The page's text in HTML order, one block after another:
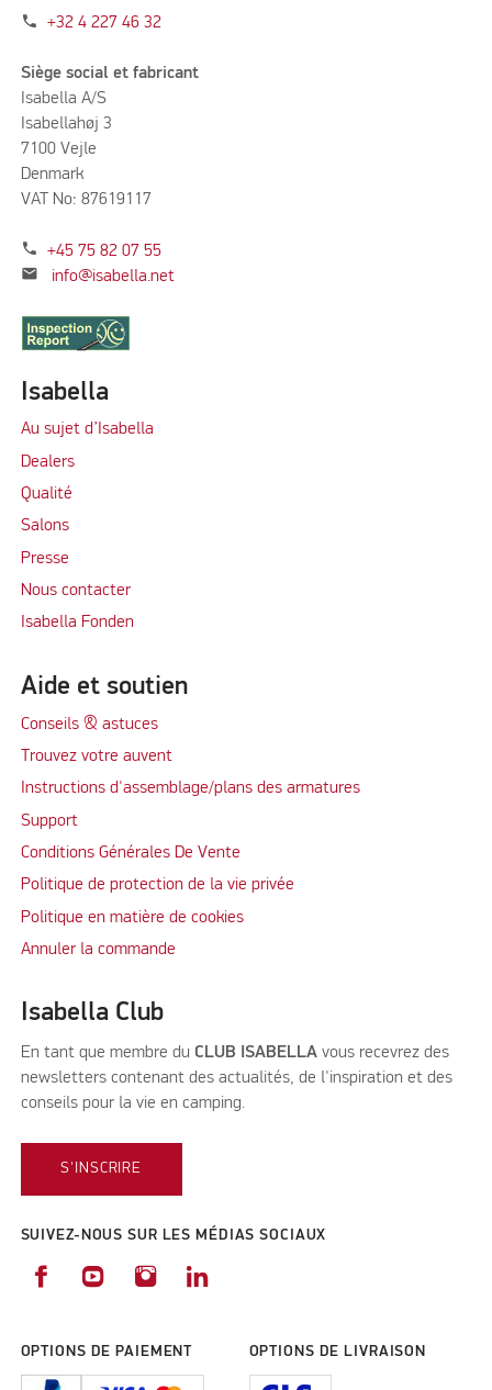
phone +32 4 227 46 32
Siège social et fabricant
Isabella A/S
Isabellahøj 3
7100 Vejle
Denmark
VAT No: 87619117
phone +45 75 82 07 55
mail info@isabella.net
Isabella
Au sujet d’Isabella
Dealers
Qualité
Salons
Presse
Nous contacter
Isabella Fonden
Aide et soutien
Conseils & astuces
Trouvez votre auvent
Instructions d'assemblage/plans des armatures
Support
Conditions Générales De Vente
Politique de protection de la vie privée
Politique en matière de cookies
Annuler la commande
Isabella Club
En tant que membre du CLUB ISABELLA vous recevrez des
newsletters contenant des actualités, de l'inspiration et des
conseils pour la vie en camping.
S'INSCRIRE
SUIVEZ-NOUS SUR LES MÉDIAS SOCIAUX
OPTIONS DE PAIEMENT OPTIONS DE LIVRAISON